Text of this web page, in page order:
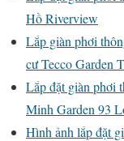
Hồ Riverview
Lắp giàn phơi
cư Tecco Garden
Lắp đặt giàn phơi
Minh Garden 93
Hình ảnh lắp đặt